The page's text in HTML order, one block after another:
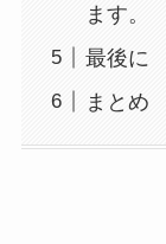
ます。
最後に
まとめ